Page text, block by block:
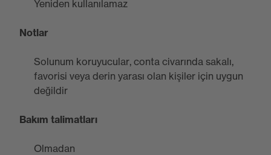
Yeniden kullanılamaz
Notlar
Solunum koruyucular, conta civarında sakalı,
favorisi veya derin yarası olan kişiler için uygun
değildir
Bakım talimatları
Olmadan